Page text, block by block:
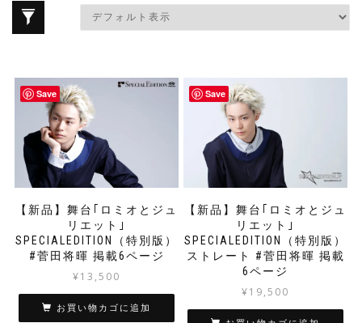
Save
【新品】舞台｢ロミオとジュ
リエット｣
SPECIALEDITION（特別版）
#菅田将暉 掲載6ページ
¥13,500
お買い物カゴに追加
Save
【新品】舞台｢ロミオとジュ
リエット｣
SPECIALEDITION（特別版）
ストレート #菅田将暉 掲載
6ページ
¥19,500